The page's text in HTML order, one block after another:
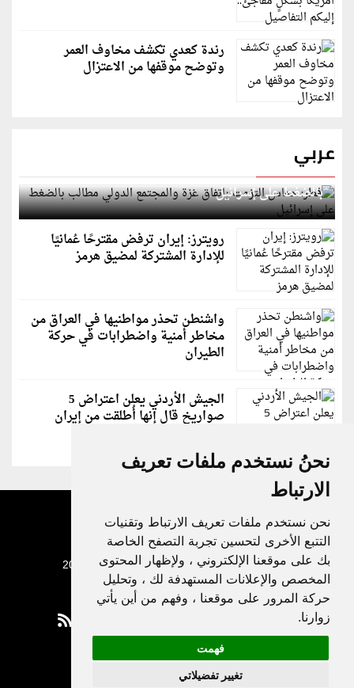
نحنُ نستخدم ملفات تعريف
الارتباط
نحن نستخدم ملفات تعريف الارتباط وتقنيات
التتبع الأخرى لتحسين تجربة التصفح الخاصة
بك على موقعنا الإلكتروني ، ولإظهار المحتوى
المخصص والإعلانات المستهدفة لك ، وتحليل
حركة المرور على موقعنا ، وفهم من أين يأتي
زوارنا.
فهمت
تغيير تفضيلاتي
رندة كعدي تكشف مخاوف العمر
وتوضح موقفها من الاعتزال
عربي
قطر: حماس التزمت باتفاق غزة والمجتمع الدولي مطالب
بالضغط على إسرائيل
رويترز: إيران ترفض مقترحًا عُمانيًا
للإدارة المشتركة لمضيق هرمز
واشنطن تحذر مواطنيها في العراق من
مخاطر أمنية واضطرابات في حركة
الطيران
الجيش الأردني يعلن اعتراض 5
صواريخ قال إنها أُطلقت من إيران
جميع الحقوق محفوظة لدنيا الوطن © 2003 - 2022
Privacy Policy